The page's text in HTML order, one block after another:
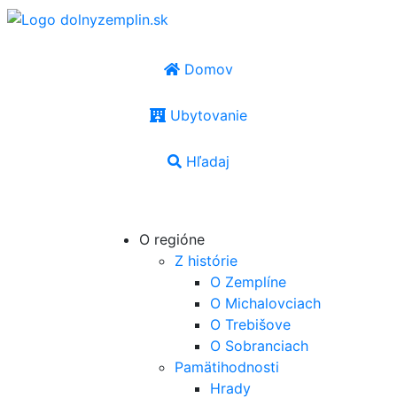
Domov
Ubytovanie
Hľadaj
O regióne
Z histórie
O Zemplíne
O Michalovciach
O Trebišove
O Sobranciach
Pamätihodnosti
Hrady